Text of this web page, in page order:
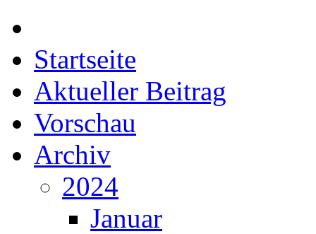
Startseite
Aktueller Beitrag
Vorschau
Archiv
2024
Januar